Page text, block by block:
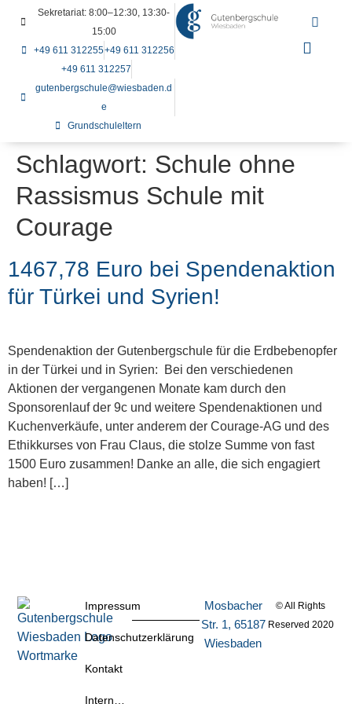
Sekretariat: 8:00–12:30, 13:30-
15:00
+49 611 312255+49 611 312256
+49 611 312257
gutenbergschule@wiesbaden.d
e
Grundschuleltern
Schlagwort: Schule ohne
Rassismus Schule mit
Courage
1467,78 Euro bei Spendenaktion
für Türkei und Syrien!
Spendenaktion der Gutenbergschule für die Erdbebenopfer
in der Türkei und in Syrien: Bei den verschiedenen
Aktionen der vergangenen Monate kam durch den
Sponsorenlauf der 9c und weitere Spendenaktionen und
Kuchenverkäufe, unter anderem der Courage-AG und des
Ethikkurses von Frau Claus, die stolze Summe von fast
1500 Euro zusammen! Danke an alle, die sich engagiert
haben! […]
Impressum
Datenschutzerklärung
Kontakt
Intern…
Mosbacher
Str. 1, 65187
Wiesbaden
© All Rights
Reserved 2020